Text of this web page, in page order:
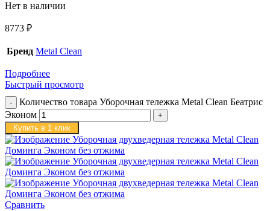
Нет в наличии
8773 ₽
Бренд Metal Clean
Подробнее
Быстрый просмотр
Количество товара Уборочная тележка Metal Clean Беатрис
Эконом
Купить в 1 клик
Сравнить